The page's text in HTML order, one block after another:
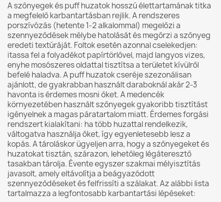
A szőnyegek és puff huzatok hosszú élettartamának titka
a megfelelő karbantartásban rejlik. A rendszeres
porszívózás (hetente 1-2 alkalommal) megelőzi a
szennyeződések mélybe hatolását és megőrzi a szőnyeg
eredeti textúráját. Foltok esetén azonnal cselekedjen:
itassa fel a folyadékot papírtörlővel, majd langyos vizes,
enyhe mosószeres oldattal tisztítsa a területet kívülről
befelé haladva. A puff huzatok cseréje szezonálisan
ajánlott, de gyakrabban használt daraboknál akár 2-3
havonta is érdemes mosni őket. A medencék
környezetében használt szőnyegek gyakoribb tisztítást
igényelnek a magas páratartalom miatt. Érdemes forgási
rendszert kialakítani: ha több huzattal rendelkezik,
váltogatva használja őket, így egyenletesebb lesz a
kopás. A tároláskor ügyeljen arra, hogy a szőnyegeket és
huzatokat tisztán, szárazon, lehetőleg légáteresztő
tasakban tárolja. Évente egyszer szakmai mélyisztítás
javasolt, amely eltávolítja a beágyazódott
szennyeződéseket és felfrissíti a szálakat. Az alábbi lista
tartalmazza a legfontosabb karbantartási lépéseket: